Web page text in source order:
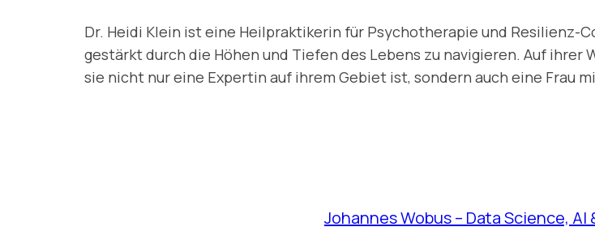
Dr. Heidi Klein ist eine Heilpraktikerin für Psychotherapie und
gestärkt durch die Höhen und Tiefen des Lebens zu navigieren. Auf
sie nicht nur eine Expertin auf ihrem Gebiet ist, sondern auch eine Frau
Johannes Wobus – Data Science,